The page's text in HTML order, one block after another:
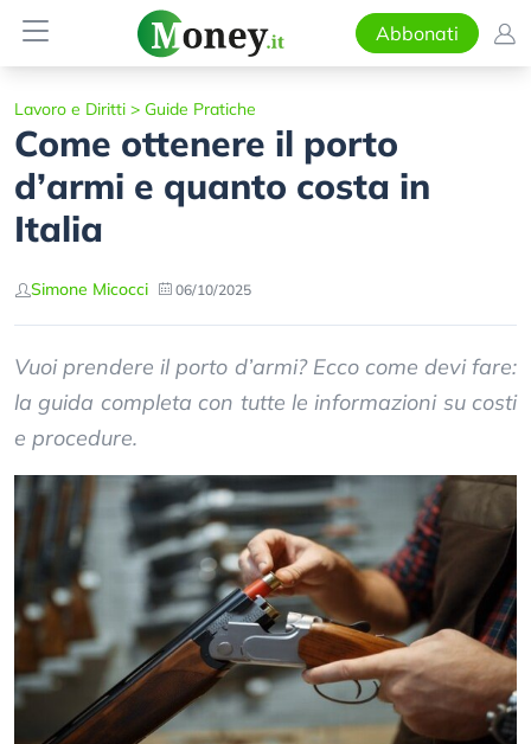
Abbonati
Lavoro e Diritti > Guide Pratiche
Come ottenere il porto
d’armi e quanto costa in
Italia
Simone Micocci 06/10/2025
Vuoi prendere il porto d’armi? Ecco come devi fare:
la guida completa con tutte le informazioni su costi
e procedure.